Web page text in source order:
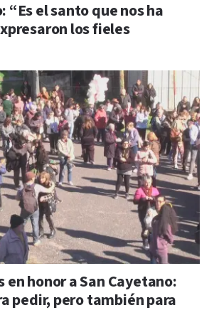
“Es el santo que nos ha
los fieles
en honor a San Cayetano:
pedir, pero también para